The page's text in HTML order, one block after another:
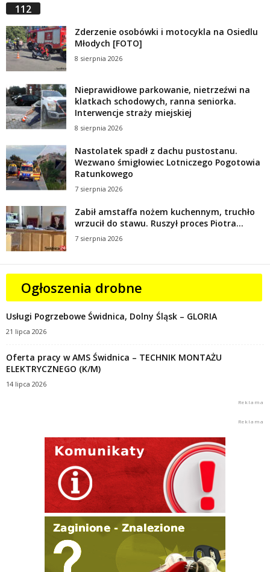
112
Zderzenie osobówki i motocykla na Osiedlu
Młodych [FOTO]
8 sierpnia 2026
Nieprawidłowe parkowanie, nietrzeźwi na
klatkach schodowych, ranna seniorka.
Interwencje straży miejskiej
8 sierpnia 2026
Nastolatek spadł z dachu pustostanu.
Wezwano śmigłowiec Lotniczego Pogotowia
Ratunkowego
7 sierpnia 2026
Zabił amstaffa nożem kuchennym, truchło
wrzucił do stawu. Ruszył proces Piotra...
7 sierpnia 2026
Ogłoszenia drobne
Usługi Pogrzebowe Świdnica, Dolny Śląsk – GLORIA
21 lipca 2026
Oferta pracy w AMS Świdnica – TECHNIK MONTAŻU
ELEKTRYCZNEGO (K/M)
14 lipca 2026